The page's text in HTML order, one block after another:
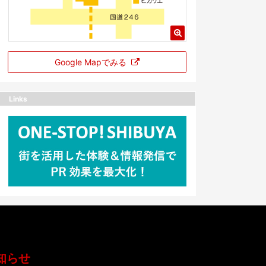
Google Mapでみる
Links
らせ